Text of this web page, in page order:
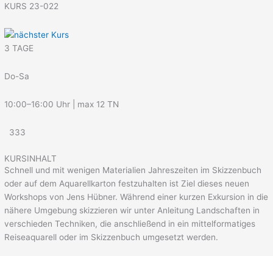
KURS 23-022
3 TAGE
Do-Sa
10:00–16:00 Uhr | max 12 TN
333
KURSINHALT
Schnell und mit wenigen Materialien Jahreszeiten im Skizzenbuch
oder auf dem Aquarellkarton festzuhalten ist Ziel dieses neuen
Workshops von Jens Hübner. Während einer kurzen Exkursion in die
nähere Umgebung skizzieren wir unter Anleitung Landschaften in
verschieden Techniken, die anschließend in ein mittelformatiges
Reiseaquarell oder im Skizzenbuch umgesetzt werden.